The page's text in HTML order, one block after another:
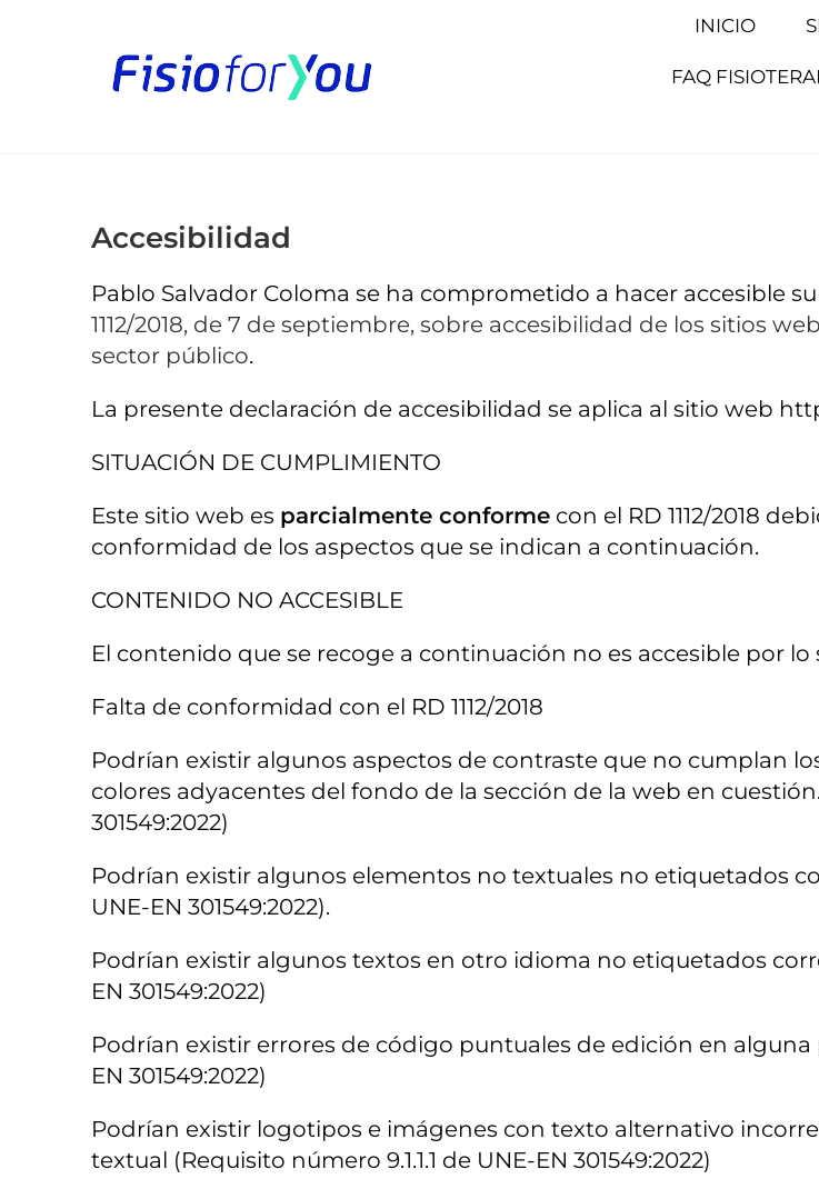
INICIO
FAQ
Accesibilidad
Pablo Salvador Coloma se ha comprometido a hacer accesible
1112/2018, de 7 de septiembre, sobre accesibilidad de los sitios
sector público.
La presente declaración de accesibilidad se aplica al sitio web
SITUACIÓN DE CUMPLIMIENTO
Este sitio web es parcialmente conforme con el RD 1112/2018
conformidad de los aspectos que se indican a continuación.
CONTENIDO NO ACCESIBLE
El contenido que se recoge a continuación no es accesible por lo
Falta de conformidad con el RD 1112/2018
Podrían existir algunos aspectos de contraste que no cumplan
colores adyacentes del fondo de la sección de la web en cuestión.
301549:2022)
Podrían existir algunos elementos no textuales no etiquetados
UNE-EN 301549:2022).
Podrían existir algunos textos en otro idioma no etiquetados
EN 301549:2022)
Podrían existir errores de código puntuales de edición en alguna
EN 301549:2022)
Podrían existir logotipos e imágenes con texto alternativo
textual (Requisito número 9.1.1.1 de UNE-EN 301549:2022)